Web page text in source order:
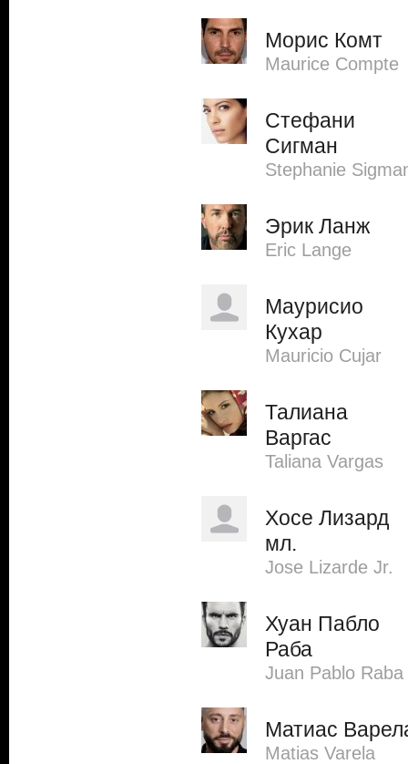
Морис Комт
Maurice Compte
Стефани
Сигман
Stephanie
Эрик Ланж
Eric Lange
Маурисио
Кухар
Mauricio Cujar
Талиана
Варгас
Taliana Vargas
Хосе Лизард
мл.
Jose Lizarde Jr.
Хуан Пабло
Раба
Juan Pablo Raba
Матиас
Matias Varela